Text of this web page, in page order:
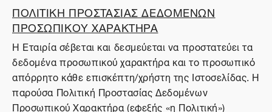
ΠΟΛΙΤΙΚΗ ΠΡΟΣΤΑΣΙΑΣ ΔΕΔΟΜΕΝΩΝ
ΠΡΟΣΩΠΙΚΟΥ ΧΑΡΑΚΤΗΡΑ
Η Εταιρία σέβεται και δεσμεύεται να προστατεύει τα
δεδομένα προσωπικού χαρακτήρα και το προσωπικό
απόρρητο κάθε επισκέπτη/χρήστη της Ιστοσελίδας. Η
παρούσα Πολιτική Προστασίας Δεδομένων
Προσωπικού Χαρακτήρα (εφεξής «η Πολιτική»)